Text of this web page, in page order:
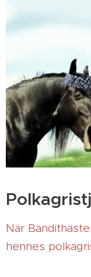
När
hennes